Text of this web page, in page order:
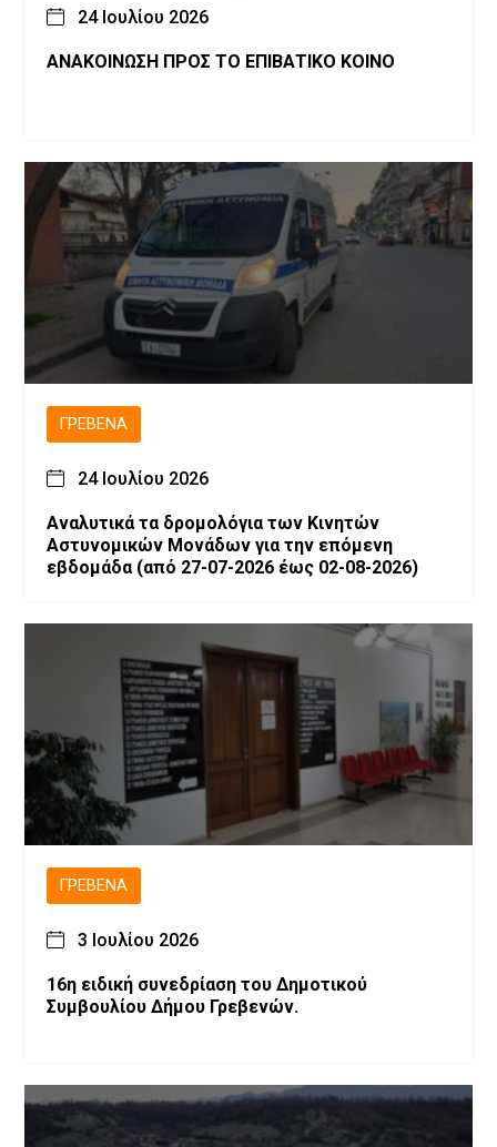
24 Ιουλίου 2026
ΑΝΑΚΟΙΝΩΣΗ ΠΡΟΣ ΤΟ ΕΠΙΒΑΤΙΚΟ ΚΟΙΝΟ
ΓΡΕΒΕΝΆ
24 Ιουλίου 2026
Αναλυτικά τα δρομολόγια των Κινητών
Αστυνομικών Μονάδων για την επόμενη
εβδομάδα (από 27-07-2026 έως 02-08-2026)
ΓΡΕΒΕΝΆ
3 Ιουλίου 2026
16η ειδική συνεδρίαση του Δημοτικού
Συμβουλίου Δήμου Γρεβενών.